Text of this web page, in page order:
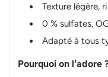
Texture légère,
0 % sulfates,
Adapté à tous
Pourquoi on lʼadore